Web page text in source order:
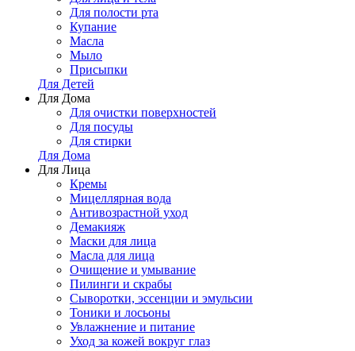
Для полости рта
Купание
Масла
Мыло
Присыпки
Для Детей
Для Дома
Для очистки поверхностей
Для посуды
Для стирки
Для Дома
Для Лица
Кремы
Мицеллярная вода
Антивозрастной уход
Демакияж
Маски для лица
Масла для лица
Очищение и умывание
Пилинги и скрабы
Сыворотки, эссенции и эмульсии
Тоники и лосьоны
Увлажнение и питание
Уход за кожей вокруг глаз